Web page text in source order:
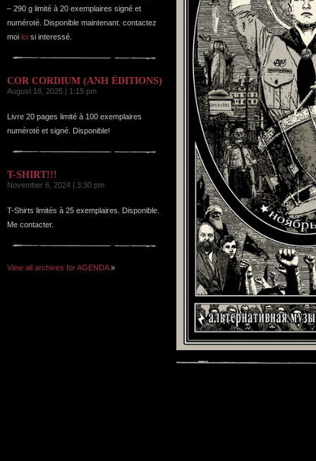
– 290 g limité à 20 exemplaires signé et
numéroté. Disponible maintenant. contactez
moi ici si interessé.
COR CORDIUM (ANH ÉDITIONS)
August 18, 2025 | 1:15 pm
Livre 20 pages limité à 100 exemplaires
numéroté et signé. Disponible!
T-SHIRT!!!
November 6, 2024 | 3:30 pm
T-Shirts limités à 25 exemplaires. Disponible.
Me contacter.
View all archives for AGENDA»